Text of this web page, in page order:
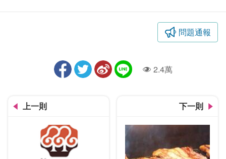
問題通報
人氣2.4萬
上一則 下一則